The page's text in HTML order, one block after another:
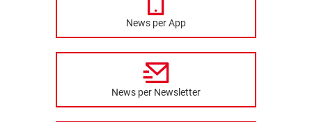
News per App
News per Newsletter